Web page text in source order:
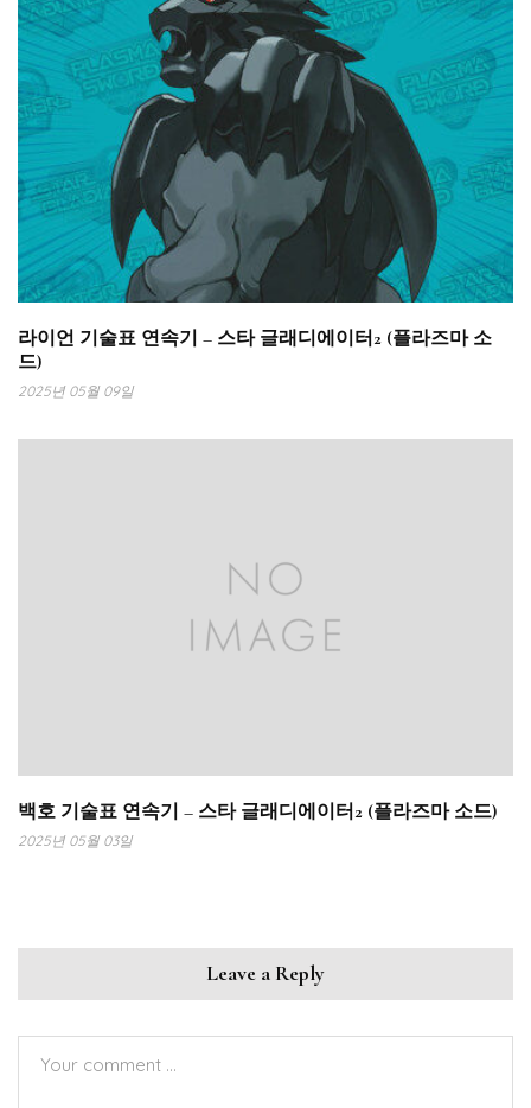
라이언 기술표 연속기 – 스타 글래디에이터2 (플라즈마 소
드)
2025년 05월 09일
백호 기술표 연속기 – 스타 글래디에이터2 (플라즈마 소드)
2025년 05월 03일
Leave a Reply